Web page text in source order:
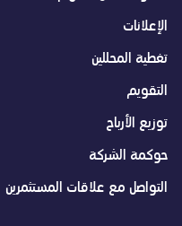
الإعلانات
تغطية المحللين
التقويم
توزيع الأرباح
حوكمة الشركة
التواصل مع علاقات المستثمرين